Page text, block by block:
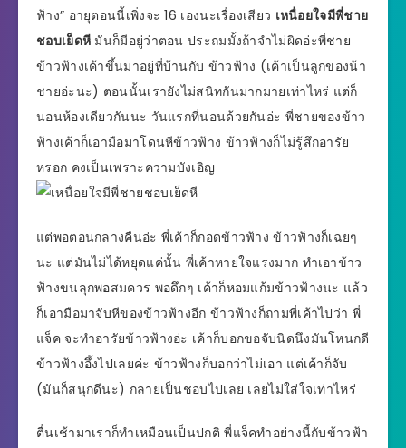
ฟ้าง” อายุตอนนี้เพิ่งจะ 16 เองนะเรื่องเสียว เหนื่อยใจมีพี่ชาย
ชอบเย็ดหี มันก็มีอยู่ว่าตอน ประถมมั้งถ้าจำไม่ผิดอ่ะพี่ชาย
ข้าวฟ้างเค้าขึ้นมาอยู่ที่บ้านกับ ข้าวฟ้าง (เค้าเป็นลูกของน้า
ชายอ่ะนะ) ตอนนั้นเรายังไม่สนิทกันมากมายเท่าไหร่ แต่ก็
นอนห้องเดียวกันนะ วันแรกที่นอนด้วยกันอ่ะ พี่ชายของข้าว
ฟ้างเค้าก็เอามือมาโดนหีข้าวฟ้าง ข้าวฟ้างก็ไม่รู้สึกอารัย
หรอก คงเป็นเพราะความบังเอิญ
แต่พอตอนกลางคืนอ่ะ พี่เค้าก็กอดข้าวฟ้าง ข้าวฟ้างก็เฉยๆ
นะ แต่มันไม่ได้หยุดแค่นั้น พี่เค้าหายใจแรงมาก ทำเอาข้าว
ฟ้างขนลุกพอสมควร พอดึกๆ เค้าก็หอมแก้มข้าวฟ้างนะ แล้ว
ก็เอามือมาจับหีของข้าวฟ้างอีก ข้าวฟ้างก็ถามพี่เค้าไปว่า พี่
แจ็ค จะทำอารัยข้าวฟ้างอ่ะ เค้าก็บอกขอจับนิดนึงมันโหนกดี
ข้าวฟ้างอึ้งไปเลยค่ะ ข้าวฟ้างก็บอกว่าไม่เอา แต่เค้าก็จับ
(มันก็สนุกดีนะ) กลายเป็นชอบไปเลย เลยไม่ใส่ใจเท่าไหร่
ตื่นเช้ามาเราก็ทำเหมือนเป็นปกติ พี่แจ็คทำอย่างนี้กับข้าวฟ้า